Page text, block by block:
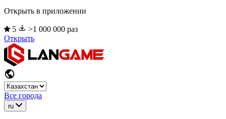
Открыть в приложении
5
>1 000 000 раз
Открыть
Все города
ru